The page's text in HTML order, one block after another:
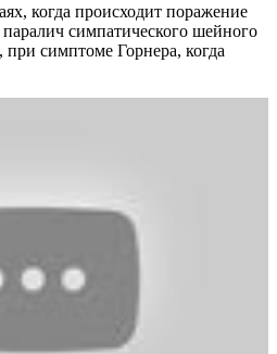
когда происходит поражение
симпатического шейного
при симптоме Горнера, когда